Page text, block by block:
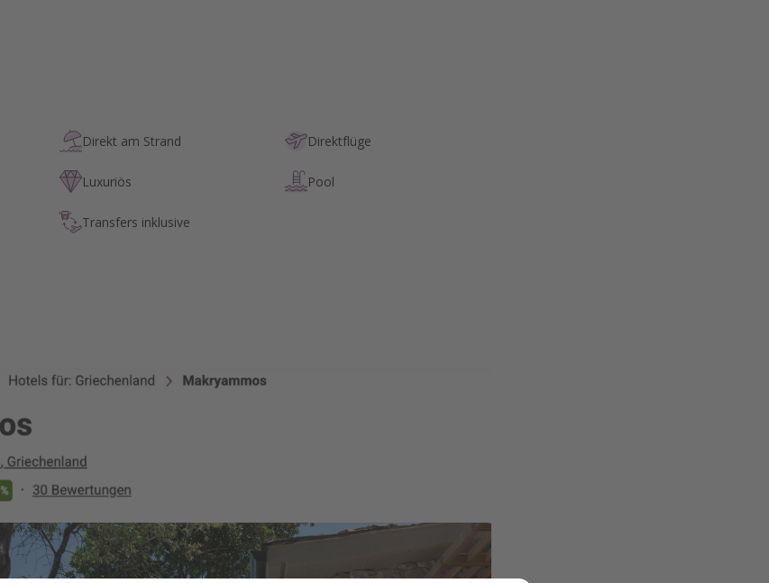
Direkt am Strand Direktflüge
Luxuriös Pool
Transfers inklusive